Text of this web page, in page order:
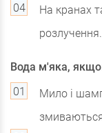
На кранах
розлучення.
Вода м'яка,
Мило і